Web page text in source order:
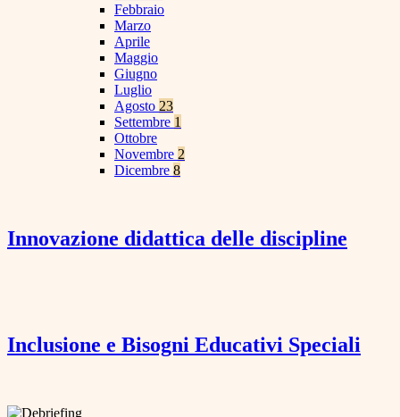
Febbraio
Marzo
Aprile
Maggio
Giugno
Luglio
Agosto 23
Settembre 1
Ottobre
Novembre 2
Dicembre 8
Innovazione didattica delle discipline
Inclusione e Bisogni Educativi Speciali